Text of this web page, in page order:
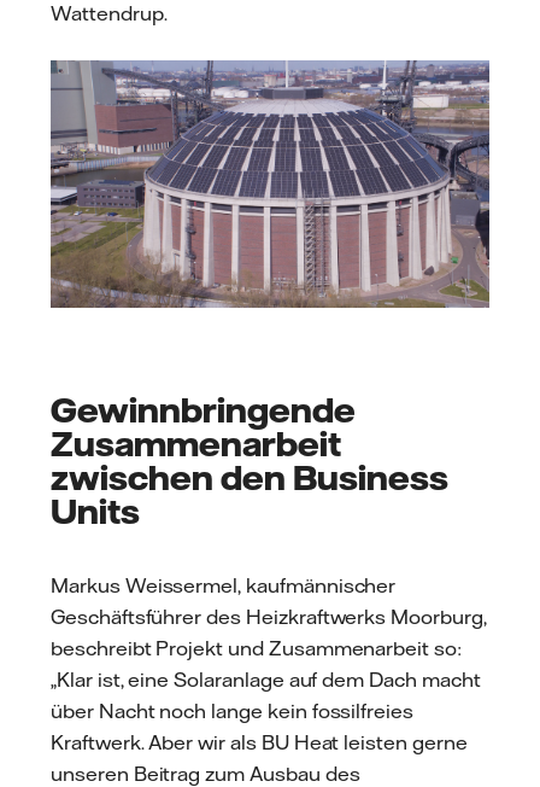
Wattendrup.
Gewinnbringende
Zusammenarbeit
zwischen den Business
Units
Markus Weissermel, kaufmännischer
Geschäftsführer des Heizkraftwerks Moorburg,
beschreibt Projekt und Zusammenarbeit so:
„Klar ist, eine Solaranlage auf dem Dach macht
über Nacht noch lange kein fossilfreies
Kraftwerk. Aber wir als BU Heat leisten gerne
unseren Beitrag zum Ausbau des